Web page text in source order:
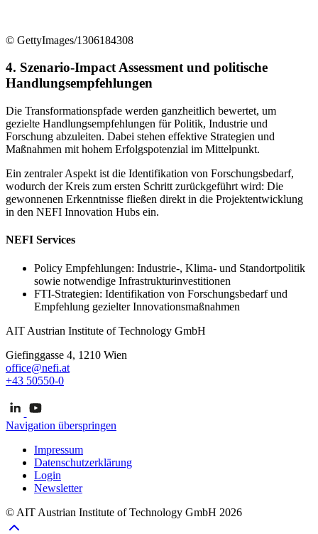
© GettyImages/1306184308
4. Szenario-Impact Assessment und politische
Handlungsempfehlungen
Die Transformationspfade werden ganzheitlich bewertet, um
gezielte Handlungsempfehlungen für Politik, Industrie und
Forschung abzuleiten. Dabei stehen effektive Strategien und
Maßnahmen mit hohem Erfolgspotenzial im Mittelpunkt.
Ein zentraler Aspekt ist die Identifikation von Forschungsbedarf,
wodurch der Kreis zum ersten Schritt zurückgeführt wird: Die
gewonnenen Erkenntnisse fließen direkt in die Projektentwicklung
in den NEFI Innovation Hubs ein.
NEFI Services
Policy Empfehlungen: Industrie-, Klima- und Standortpolitik
sowie notwendige Infrastrukturinvestitionen
FTI-Strategien: Identifikation von Forschungsbedarf und
Empfehlung gezielter Innovationsmaßnahmen
AIT Austrian Institute of Technology GmbH
Giefinggasse 4, 1210 Wien
office@nefi.at
+43 50550-0
Navigation überspringen
Impressum
Datenschutzerklärung
Login
Newsletter
© AIT Austrian Institute of Technology GmbH 2026